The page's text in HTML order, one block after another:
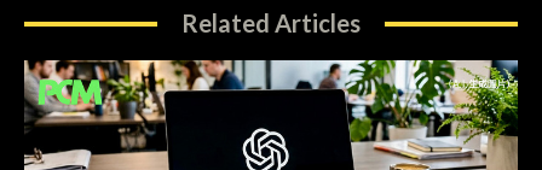
Related Articles